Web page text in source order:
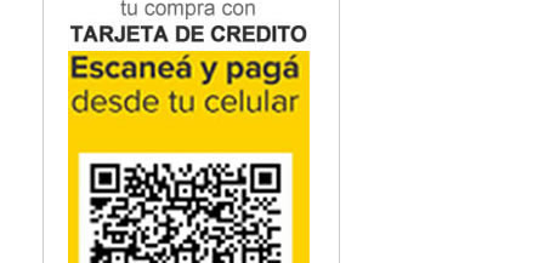
Oncología / Cuidados Paliativos
Ortopedía / Traumatología
Osteopatía
Otorrinolaringología
Podología
Psicología
Psiquiatría
Química